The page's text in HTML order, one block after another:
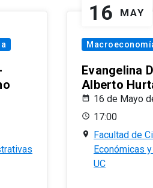
16 MAY
Evangelina
Alberto
16 de Mayo
17:00
Facultad de
Económicas
UC